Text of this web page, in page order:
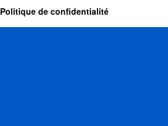
Politique de confidentialité